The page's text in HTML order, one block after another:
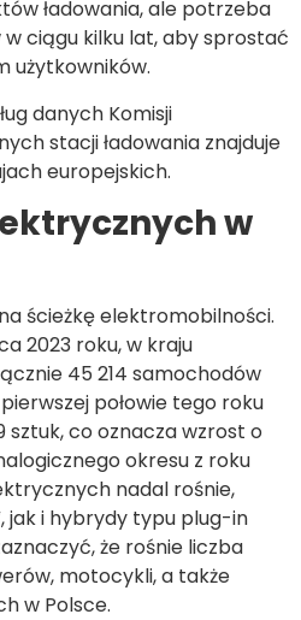
ładowania, ale potrzeba
ciągu kilku lat, aby sprostać
użytkowników.
danych Komisji
stacji ładowania znajduje
europejskich.
w
ścieżkę elektromobilności.
2023 roku, w kraju
45 214 samochodów
połowie tego roku
sztuk, co oznacza wzrost o
okresu z roku
nadal rośnie,
jak i hybrydy typu plug-in
że rośnie liczba
motocykli, a także
w Polsce.